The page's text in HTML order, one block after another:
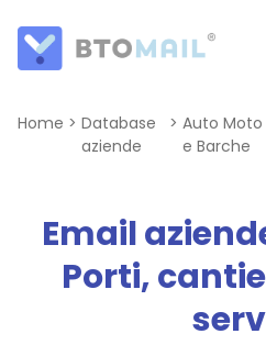
Home > Database
aziende
> Auto Moto
e Barche
Email
Porti,